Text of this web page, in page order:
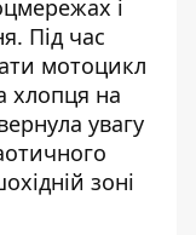
і
Під час
мотоцикл
хлопця на
увагу
зоні